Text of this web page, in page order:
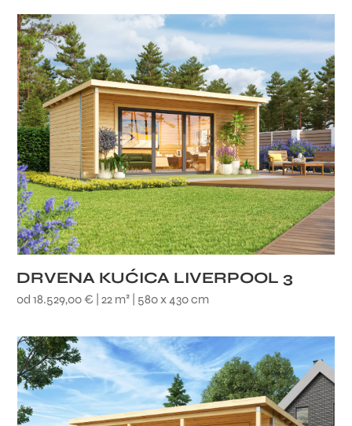
DRVENA KUĆICA LIVERPOOL 3
od 18.529,00 € | 22 m² | 580 x 430 cm